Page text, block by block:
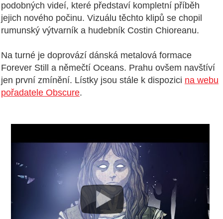
podobných videí, které představí kompletní příběh
jejich nového počinu. Vizuálu těchto klipů se chopil
rumunský výtvarník a hudebník Costin Chioreanu.
Na turné je doprovází dánská metalová formace
Forever Still a němečtí Oceans. Prahu ovšem navštíví
jen první zmínění. Lístky jsou stále k dispozici na webu
pořadatele Obscure.